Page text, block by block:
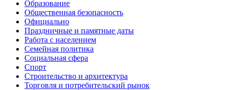
Образование
Общественная безопасность
Официально
Праздничные и памятные даты
Работа с населением
Семейная политика
Социальная сфера
Спорт
Строительство и архитектура
Торговля и потребительский рынок